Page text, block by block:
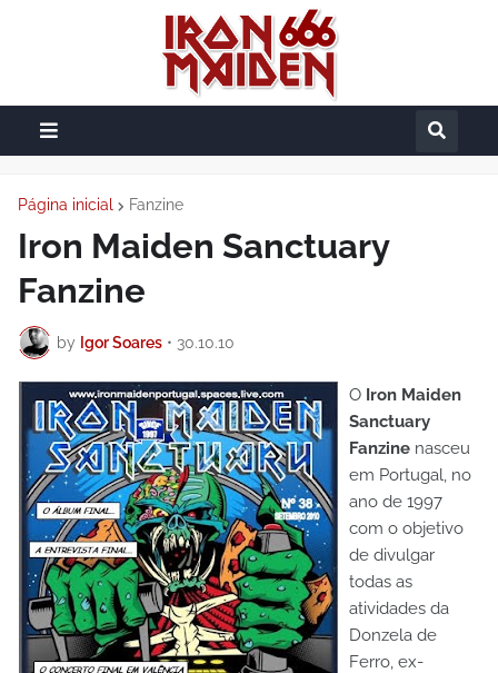
Página inicial Fanzine
Iron Maiden Sanctuary
Fanzine
by Igor Soares • 30.10.10
O Iron Maiden
Sanctuary
Fanzine nasceu
em Portugal, no
ano de 1997
com o objetivo
de divulgar
todas as
atividades da
Donzela de
Ferro, ex-